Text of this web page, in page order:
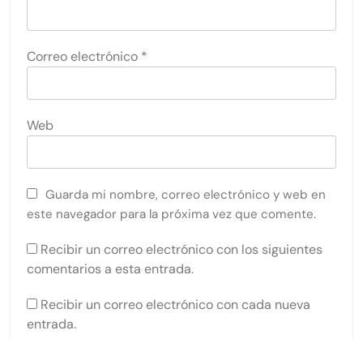
Correo electrónico *
Web
Guarda mi nombre, correo electrónico y web en
este navegador para la próxima vez que comente.
Recibir un correo electrónico con los siguientes
comentarios a esta entrada.
Recibir un correo electrónico con cada nueva
entrada.